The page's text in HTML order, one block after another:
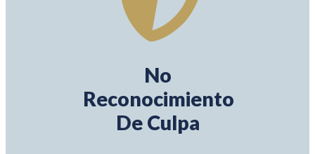
No
Reconocimiento
De Culpa